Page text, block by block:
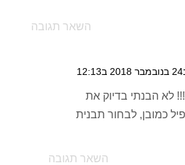
השאר תגובה
לא הבנתי בדיוק את
כמובן, לבחור תבנית
השאר תגובה